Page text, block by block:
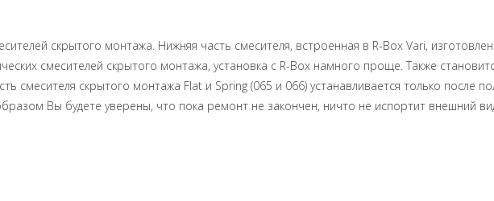
скрытого монтажа. Нижняя часть смесителя, встроенная в R-Box Vari,
смесителей скрытого монтажа, установка с R-Box намного проще. Также
смесителя скрытого монтажа Flat и Spring (065 и 066) устанавливается только после
Вы будете уверены, что пока ремонт не закончен, ничто не испортит внешний